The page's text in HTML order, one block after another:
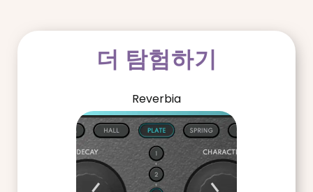
더 탐험하기
Reverbia